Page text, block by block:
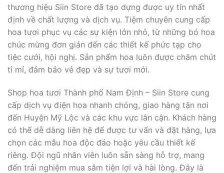
thương hiệu Siin Store đã tạo dựng được uy tín nhất
định về chất lượng và dịch vụ. Tiệm chuyên cung cấp
hoa tươi phục vụ các sự kiện lớn nhỏ, từ những bó hoa
chúc mừng đơn giản đến các thiết kế phức tạp cho
tiệc cưới, hội nghị. Sản phẩm hoa luôn được chăm chút
tỉ mỉ, đảm bảo vẻ đẹp và sự tươi mới.
Shop hoa tươi Thành phố Nam Định – Siin Store cung
cấp dịch vụ điện hoa nhanh chóng, giao hàng tận nơi
đến Huyện Mỹ Lộc và các khu vực lân cận. Khách hàng
có thể dễ dàng liên hệ để được tư vấn và đặt hàng, lựa
chọn các mẫu hoa độc đáo hoặc yêu cầu thiết kế
riêng. Đội ngũ nhân viên luôn sẵn sàng hỗ trợ, mang
đến trải nghiệm mua sắm tiện lợi và hài lòng. Đây là